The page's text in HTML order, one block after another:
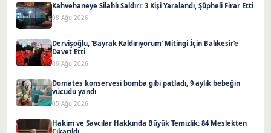
Kahvehaneye Silahlı Saldırı: 3 Kişi Yaralandı, Şüpheli Firar Etti
08 Ağu 2026
Dervişoğlu, ‘Bayrak Kaldırıyorum’ Mitingi İçin Balıkesir’e
Davet Etti
06 Ağu 2026
Domates konservesi bomba gibi patladı, 9 aylık bebeğin
vücudu yandı
05 Ağu 2026
Hakim ve Savcılar Hakkında Büyük Temizlik: 84 Meslekten